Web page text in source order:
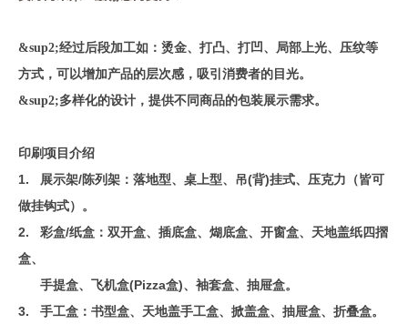
&sup2;经过后段加工如：烫金、打凸、打凹、局部上光、压纹等
方式，可以增加产品的层次感，吸引消费者的目光。
&sup2;多样化的设计，提供不同商品的包装展示需求。
印刷项目介绍
1.
展示架/陈列架：落地型、桌上型、吊(背)挂式、压克力（皆可
做挂钩式）。
2. 彩盒/纸盒：双开盒、插底盒、煳底盒、开窗盒、天地盖纸四摺
盒、
手提盒、飞机盒(Pizza盒)、袖套盒、抽屉盒。
3. 手工盒：书型盒、天地盖手工盒、掀盖盒、抽屉盒、折叠盒。